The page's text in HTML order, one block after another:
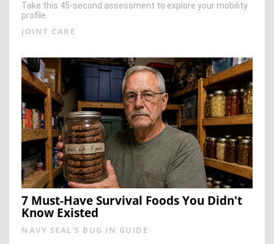
Take this 45-second assessment to explore your mobility
profile.
JOINT CARE
7 Must-Have Survival Foods You Didn't
Know Existed
NAVY SEAL'S BUG IN GUIDE